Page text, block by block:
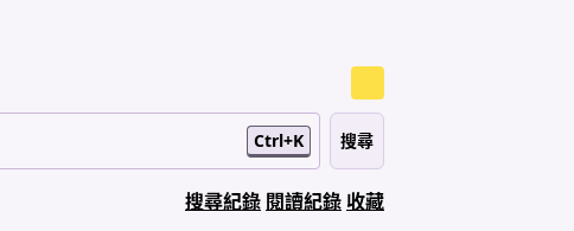
Ctrl+K
搜尋紀錄 閱讀紀錄 收藏